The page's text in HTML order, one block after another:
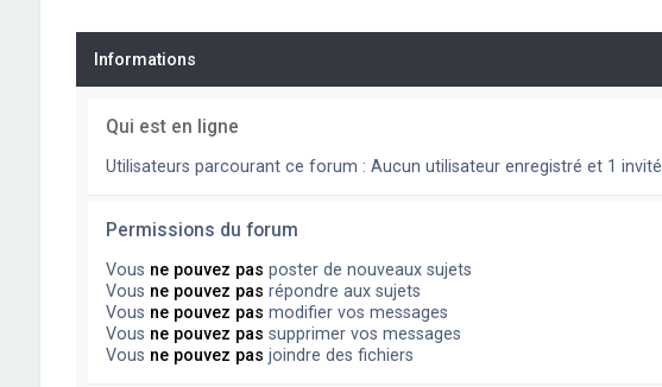
Informations
Qui est en ligne
Utilisateurs parcourant ce forum : Aucun utilisateur enregistré et 1 invité
Permissions du forum
Vous ne pouvez pas poster de nouveaux sujets
Vous ne pouvez pas répondre aux sujets
Vous ne pouvez pas modifier vos messages
Vous ne pouvez pas supprimer vos messages
Vous ne pouvez pas joindre des fichiers